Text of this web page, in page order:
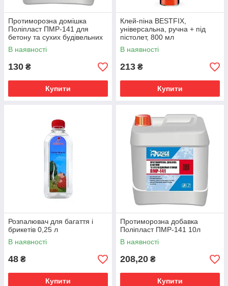
Протиморозна домішка
Поліпласт ПМР-141 для
бетону та сухих будівельних
сумішей (5 л)
В наявності
130 ₴
Купити
Клей-піна BESTFIX,
універсальна, ручна + під
пістолет, 800 мл
В наявності
213 ₴
Купити
Розпалювач для багаття і
брикетів 0,25 л
В наявності
48 ₴
Купити
Протиморозна добавка
Поліпласт ПМР-141 10л
В наявності
208,20 ₴
Купити